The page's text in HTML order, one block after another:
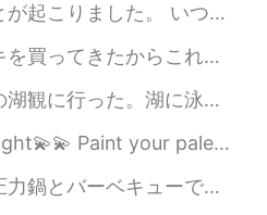
を評価しました。患者さんは、男の人です。彼は「catheter drainage bag」があります。頑張って立...
、みんな糖分の取りすぎのような気もするなー😂😂 🦷今日のポイント🦷: お菓子を食べたり、糖分の高い飲...
けど汀線に散歩しただけ。 (Any mistakes?😀) Visited a lake with some friends ...
and gray Look out on a summer’s day With eyes ...
ribs using a pressure cooker and barbecue そして、パルメザンチ...